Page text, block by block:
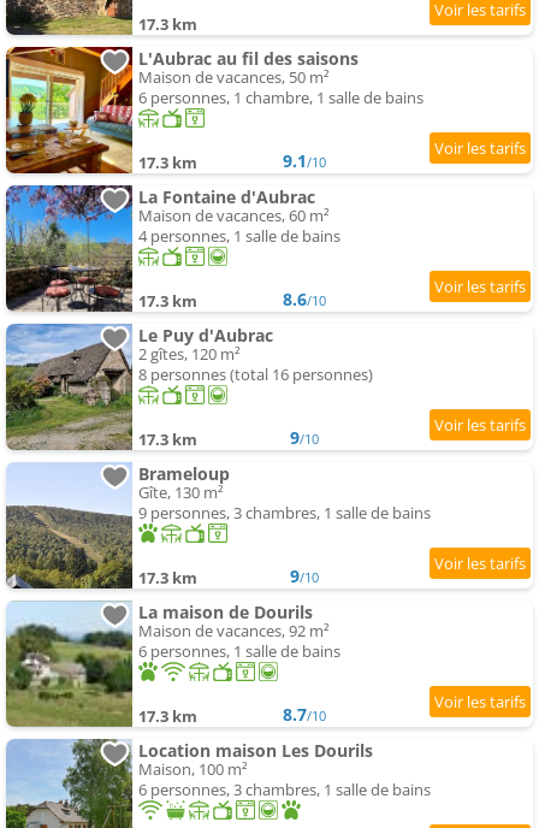
17.3 km
L'Aubrac au fil des saisons
Maison de vacances, 50 m²
6 personnes, 1 chambre, 1 salle de bains
17.3 km 9.1/10
La Fontaine d'Aubrac
Maison de vacances, 60 m²
4 personnes, 1 salle de bains
17.3 km 8.6/10
Le Puy d'Aubrac
2 gîtes, 120 m²
8 personnes (total 16 personnes)
17.3 km 9/10
Brameloup
Gîte, 130 m²
9 personnes, 3 chambres, 1 salle de bains
17.3 km 9/10
La maison de Dourils
Maison de vacances, 92 m²
6 personnes, 1 salle de bains
17.3 km 8.7/10
Location maison Les Dourils
Maison, 100 m²
6 personnes, 3 chambres, 1 salle de bains